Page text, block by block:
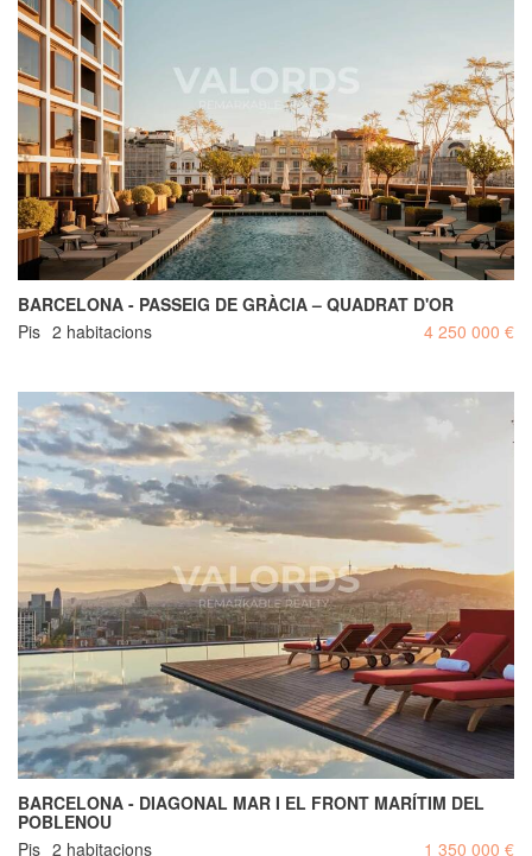
BARCELONA - PASSEIG DE GRÀCIA – QUADRAT D'OR
Pis 2 habitacions 4 250 000 €
BARCELONA - DIAGONAL MAR I EL FRONT MARÍTIM DEL
POBLENOU
Pis 2 habitacions 1 350 000 €